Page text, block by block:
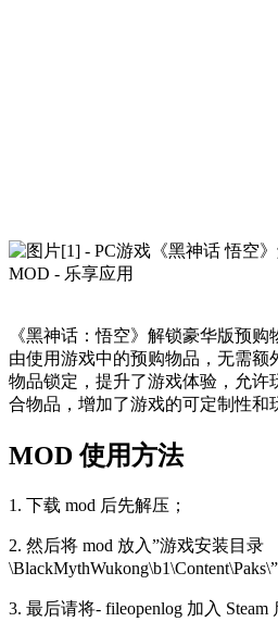
《黑神话：悟空》解锁豪华版预
由使用游戏中的预购物品，无需额
物品锁定，提升了游戏体验，允许
合物品，增加了游戏的可定制性和
MOD 使用方法
1. 下载 mod 后先解压；
2. 然后将 mod 放入”游戏安装目录
\BlackMythWukong\b1\Content\Paks\”
3. 最后请将- fileopenlog 加入 Steam